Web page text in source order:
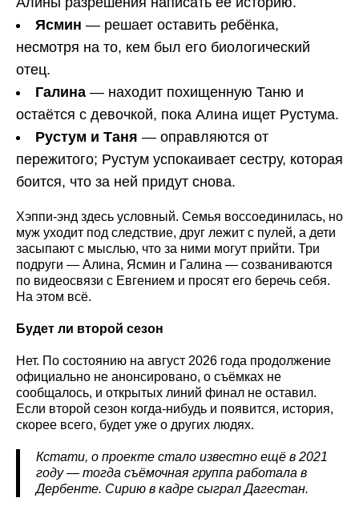
Ясмин — решает оставить ребёнка,
несмотря на то, кем был его биологический
отец.
Галина — находит похищенную Таню и
остаётся с девочкой, пока Алина ищет Рустума.
Рустум и Таня — оправляются от
пережитого; Рустум успокаивает сестру, которая
боится, что за ней придут снова.
Хэппи-энд здесь условный. Семья воссоединилась, но
муж уходит под следствие, друг лежит с пулей, а дети
засыпают с мыслью, что за ними могут прийти. Три
подруги — Алина, Ясмин и Галина — созваниваются
по видеосвязи с Евгением и просят его беречь себя.
На этом всё.
Будет ли второй сезон
Нет. По состоянию на август 2026 года продолжение
официально не анонсировано, о съёмках не
сообщалось, и открытых линий финал не оставил.
Если второй сезон когда-нибудь и появится, история,
скорее всего, будет уже о других людях.
Кстати, о проекте стало известно ещё в 2021
году — тогда съёмочная группа работала в
Дербенте. Сирию в кадре сыграл Дагестан.